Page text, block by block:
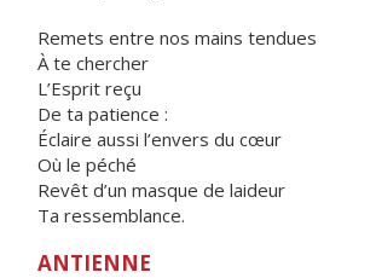
Remets entre nos mains tendues
À te chercher
L’Esprit reçu
De ta patience :
Éclaire aussi l’envers du cœur
Où le péché
Revêt d’un masque de laideur
Ta ressemblance.
ANTIENNE